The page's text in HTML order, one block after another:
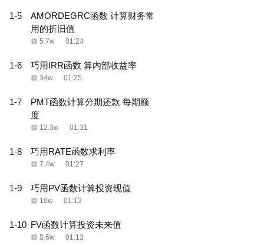
1-5
AMORDEGRC函数 计算财务常
用的折旧值
5.7w 01:24
1-6 巧用IRR函数 算内部收益率
34w 01:25
1-7
PMT函数计算分期还款 每期额
度
12.3w 01:31
1-8 巧用RATE函数求利率
7.4w 01:27
1-9 巧用PV函数计算投资现值
10w 01:12
1-10 FV函数计算投资未来值
8.6w 01:13